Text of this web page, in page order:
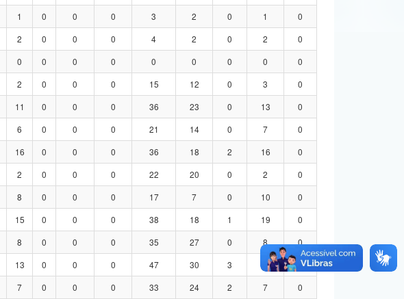
1 0 0 0 3 2 0 1
0
2 0 0 0 4 2 0 2
0
0 0 0 0 0 0 0 0
0
2 0 0 0 15 12 0 3
0
11 0 0 0 36 23 0 13
0
6 0 0 0 21 14 0 7
0
16 0 0 0 36 18 2 16
0
2 0 0 0 22 20 0 2
0
8 0 0 0 17 7 0 10
0
15 0 0 0 38 18 1 19
0
8 0 0 0 35 27 0 8
0
13 0 0 0 47 30 3 14
0
7 0 0 0 33 24 2 7
0